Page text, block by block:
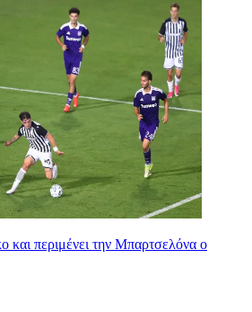
και περιμένει την Μπαρτσελόνα ο